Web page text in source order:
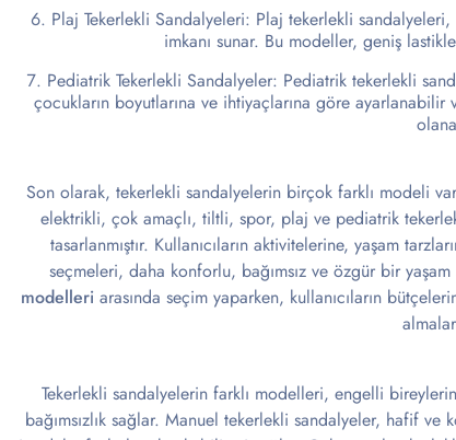
Plaj Tekerlekli Sandalyeleri: Plaj tekerlekli
imkanı sunar. Bu modeller, geniş
Pediatrik Tekerlekli Sandalyeler: Pediatrik tekerlekli
çocukların boyutlarına ve ihtiyaçlarına göre
Son olarak, tekerlekli sandalyelerin birçok farklı modeli
elektrikli, çok amaçlı, tiltli, spor, plaj ve pediatrik
tasarlanmıştır. Kullanıcıların aktivitelerine, yaşam
seçmeleri, daha konforlu, bağımsız ve özgür bir
modelleri arasında seçim yaparken, kullanıcıların
Tekerlekli sandalyelerin farklı modelleri, engelli
bağımsızlık sağlar. Manuel tekerlekli sandalyeler, hafif